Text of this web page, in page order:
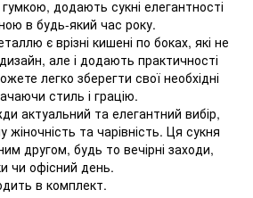
додають сукні елегантності
в будь-який час року.
є врізні кишені по боках, які не
але і додають практичності
легко зберегти свої необхідні
стиль і грацію.
актуальний та елегантний вибір,
жіночність та чарівність. Ця сукня
другом, будь то вечірні заходи,
чи офісний день.
в комплект.